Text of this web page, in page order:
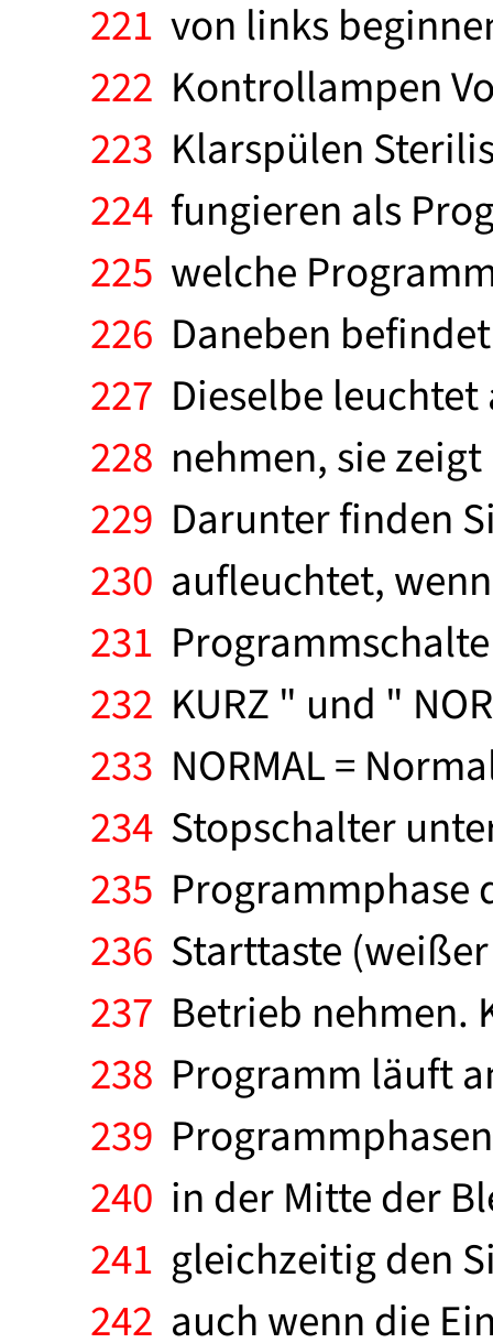
221 von links
222 Kontrollampen
223 Klarspülen
224 fungieren als
225 welche
226 Daneben
227 Dieselbe
228 nehmen, sie
229 Darunter finden
230 aufleuchtet,
231
232 KURZ " und "
233 NORMAL =
234 Stopschalter
235 Programmphase
236 Starttaste
237 Betrieb nehmen.
238 Programm läuft
239
240 in der Mitte der
241 gleichzeitig den
242 auch wenn die